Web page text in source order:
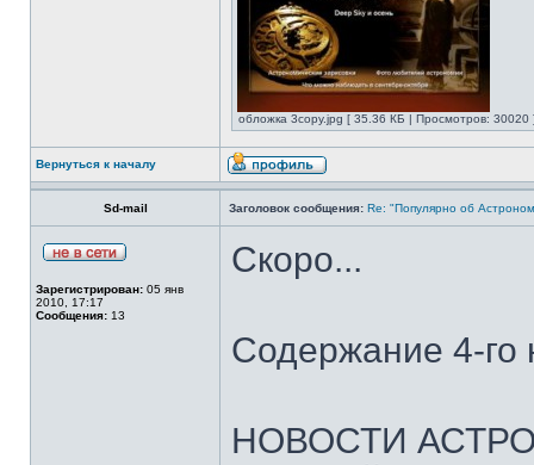
обложка 3copy.jpg [ 35.36 КБ | Просмотров: 30020
Вернуться к началу
Sd-mail Заголовок сообщения: Re: "Популярно об
Зарегистрирован: 05 янв
2010, 17:17
Сообщения: 13
Скоро...
Содержание 4-го
НОВОСТИ